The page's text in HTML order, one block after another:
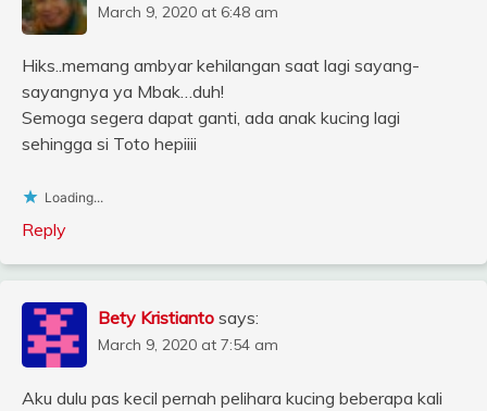
March 9, 2020 at 6:48 am
Hiks..memang ambyar kehilangan saat lagi sayang-
sayangnya ya Mbak…duh!
Semoga segera dapat ganti, ada anak kucing lagi
sehingga si Toto hepiiii
Loading...
Reply
Bety Kristianto says:
March 9, 2020 at 7:54 am
Aku dulu pas kecil pernah pelihara kucing beberapa kali